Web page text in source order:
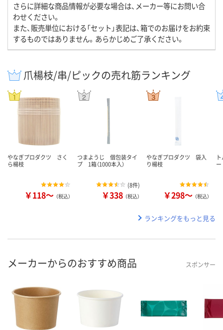
さらに詳細な商品情報が必要な場合は、メーカー等にお問い合
わせください。
また、販売単位における「セット」表記は、箱でのお届けをお約束
するものではありません。あらかじめご了承ください。
爪楊枝/串/ピックの売れ筋ランキング
やなぎプロダクツ さく
ら楊枝
￥118～ （税込）
つまようじ 個包装タイ
プ 1箱（1000本入）
(8件)
￥338 （税込）
やなぎプロダクツ 袋入
り楊枝
￥298～ （税込）
ランキングをもっと見る
メーカーからのおすすめ商品 スポンサー